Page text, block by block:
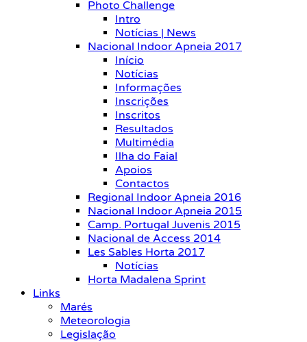
Photo Challenge
Intro
Notícias | News
Nacional Indoor Apneia 2017
Início
Notícias
Informações
Inscrições
Inscritos
Resultados
Multimédia
Ilha do Faial
Apoios
Contactos
Regional Indoor Apneia 2016
Nacional Indoor Apneia 2015
Camp. Portugal Juvenis 2015
Nacional de Access 2014
Les Sables Horta 2017
Notícias
Horta Madalena Sprint
Links
Marés
Meteorologia
Legislação